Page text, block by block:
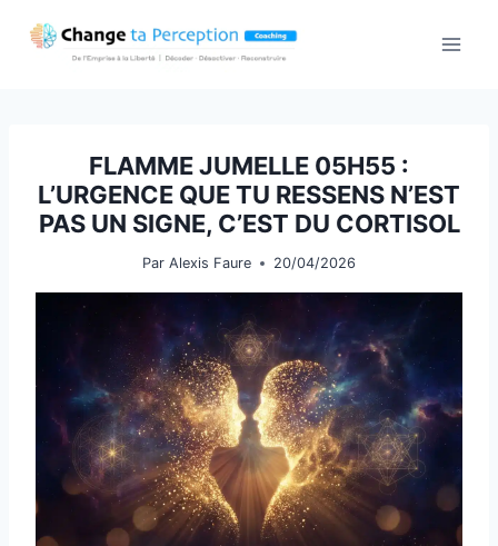
FLAMME JUMELLE 05H55 :
L’URGENCE QUE TU RESSENS N’EST
PAS UN SIGNE, C’EST DU CORTISOL
Par Alexis Faure 20/04/2026